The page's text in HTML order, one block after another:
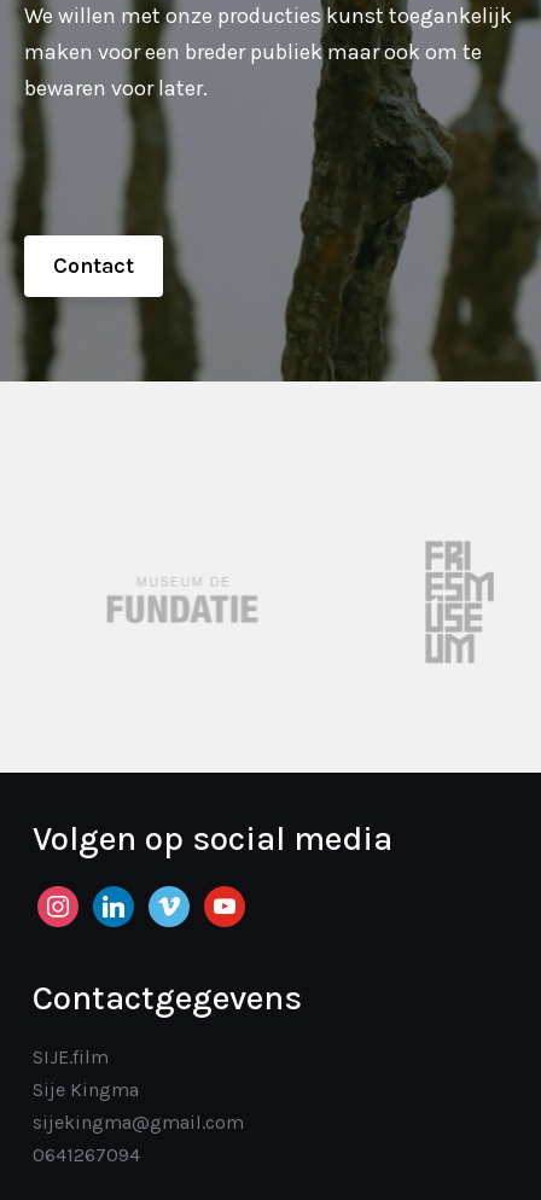
We willen met onze producties kunst toegankelijk
maken voor een breder publiek maar ook om te
bewaren voor later.
Contact
Volgen op social media
instagramlinkedinvimeo youtube
Contactgegevens
SIJE.film
Sije Kingma
sijekingma@gmail.com
0641267094